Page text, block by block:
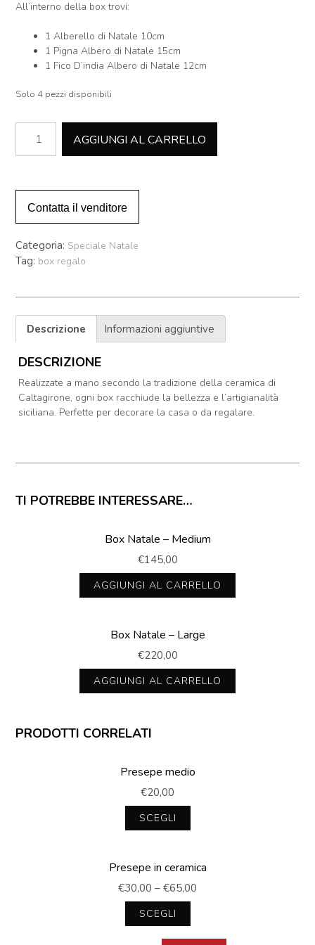
All’interno della box trovi:
1 Alberello di Natale 10cm
1 Pigna Albero di Natale 15cm
1 Fico D’india Albero di Natale 12cm
Solo 4 pezzi disponibili
Natale
-
quantità
AGGIUNGI AL CARRELLO
Contatta il venditore
Categoria: Speciale Natale
Tag: box regalo
Descrizione Informazioni aggiuntive
DESCRIZIONE
Realizzate a mano secondo la tradizione della ceramica di
Caltagirone, ogni box racchiude la bellezza e l’artigianalità
siciliana. Perfette per decorare la casa o da regalare.
TI POTREBBE INTERESSARE…
Box Natale – Medium
€145,00
AGGIUNGI AL CARRELLO
Box Natale – Large
€220,00
AGGIUNGI AL CARRELLO
PRODOTTI CORRELATI
Presepe medio
€20,00
SCEGLI
ha
più
varianti.
Le
opzioni
possono
Presepe in ceramica
€30,00 – €65,00
SCEGLI